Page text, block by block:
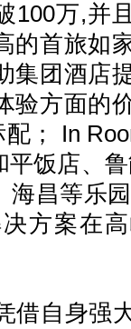
100万,并
的首旅如
集团酒店
验方面的
； In
平饭店、
海昌等乐
方案在
自身强